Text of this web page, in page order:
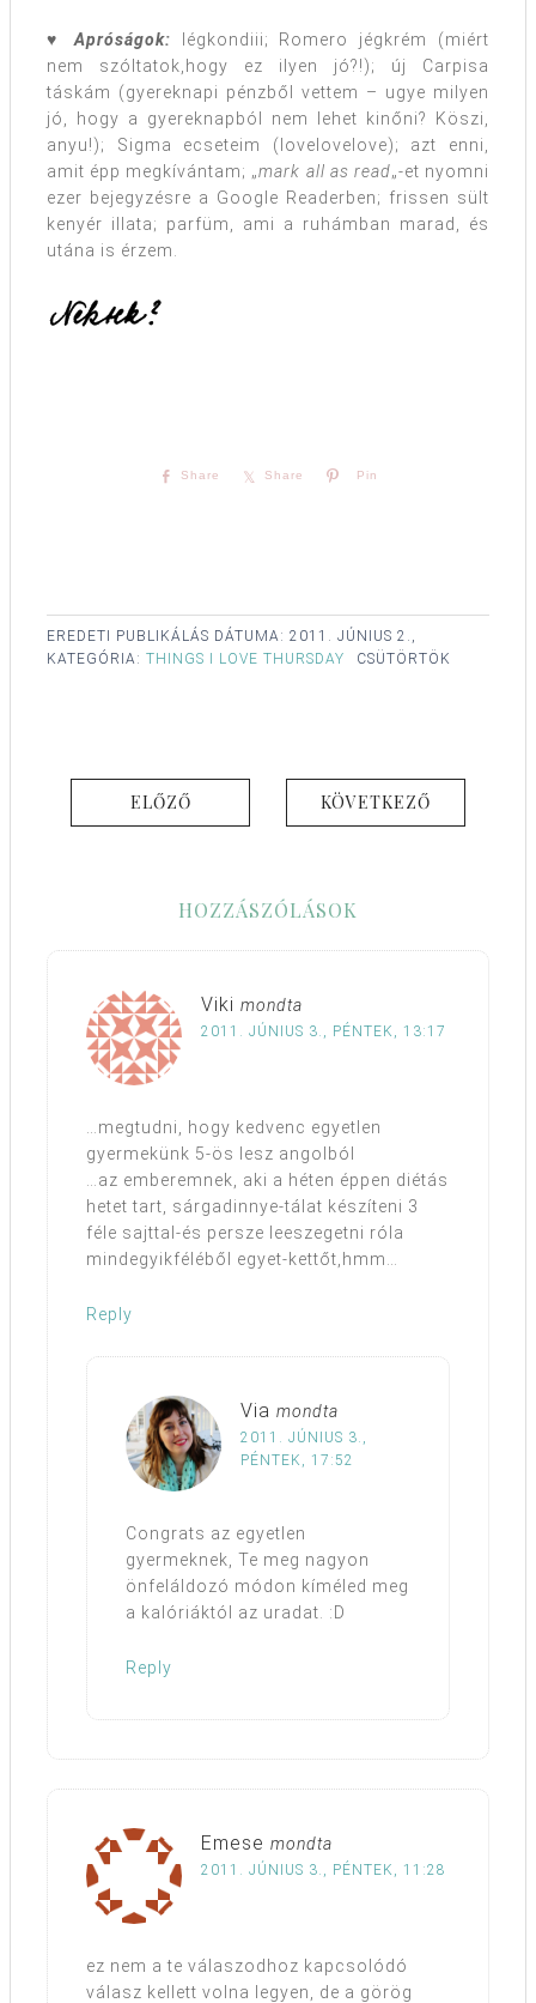
♥Apróságok: légkondiii; Romero jégkrém (miért
nem szóltatok,hogy ez ilyen jó?!); új Carpisa
táskám (gyereknapi pénzből vettem – ugye milyen
jó, hogy a gyereknapból nem lehet kinőni? Köszi,
anyu!); Sigma ecseteim (lovelovelove); azt enni,
amit épp megkívántam; „mark all as read„-et nyomni
ezer bejegyzésre a Google Readerben; frissen sült
kenyér illata; parfüm, ami a ruhámban marad, és
utána is érzem.
Share Share Pin
EREDETI PUBLIKÁLÁS DÁTUMA: 2011. JÚNIUS 2.,
CSÜTÖRTÖK
KATEGÓRIA: THINGS I LOVE THURSDAY
ELŐZŐ KÖVETKEZŐ
HOZZÁSZÓLÁSOK
Viki mondta
2011. JÚNIUS 3., PÉNTEK, 13:17
…megtudni, hogy kedvenc egyetlen
gyermekünk 5-ös lesz angolból
…az emberemnek, aki a héten éppen diétás
hetet tart, sárgadinnye-tálat készíteni 3
féle sajttal-és persze leeszegetni róla
mindegyikféléből egyet-kettőt,hmm…
Reply
Via mondta
2011. JÚNIUS 3.,
PÉNTEK, 17:52
Congrats az egyetlen
gyermeknek, Te meg nagyon
önfeláldozó módon kíméled meg
a kalóriáktól az uradat. :D
Reply
Emese mondta
2011. JÚNIUS 3., PÉNTEK, 11:28
ez nem a te válaszodhoz kapcsolódó
válasz kellett volna legyen, de a görög